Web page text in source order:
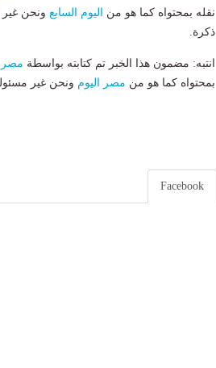
نقله بمحتواه كما هو من
اليوم السابع ونحن
ذكرة.
انتبه: مضمون هذا الخبر تم كتابته بواسطة مصر
بمحتواه كما هو من مصر اليوم ونحن غير
Facebook